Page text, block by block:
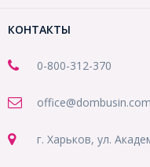
КОНТАКТЫ
0-800-312-370
office@dombusin.com
г. Харьков, ул.